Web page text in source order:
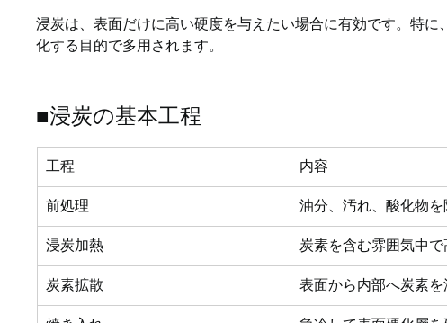
浸炭は、表面だけに高い硬度を与えたい場合に有効です。特
化する目的で多用されます。
■浸炭の基本工程
工程 内容
前処理 油分、汚れ、酸化物を
浸炭加熱 炭素を含む雰囲気中
炭素拡散 表面から内部へ炭素を